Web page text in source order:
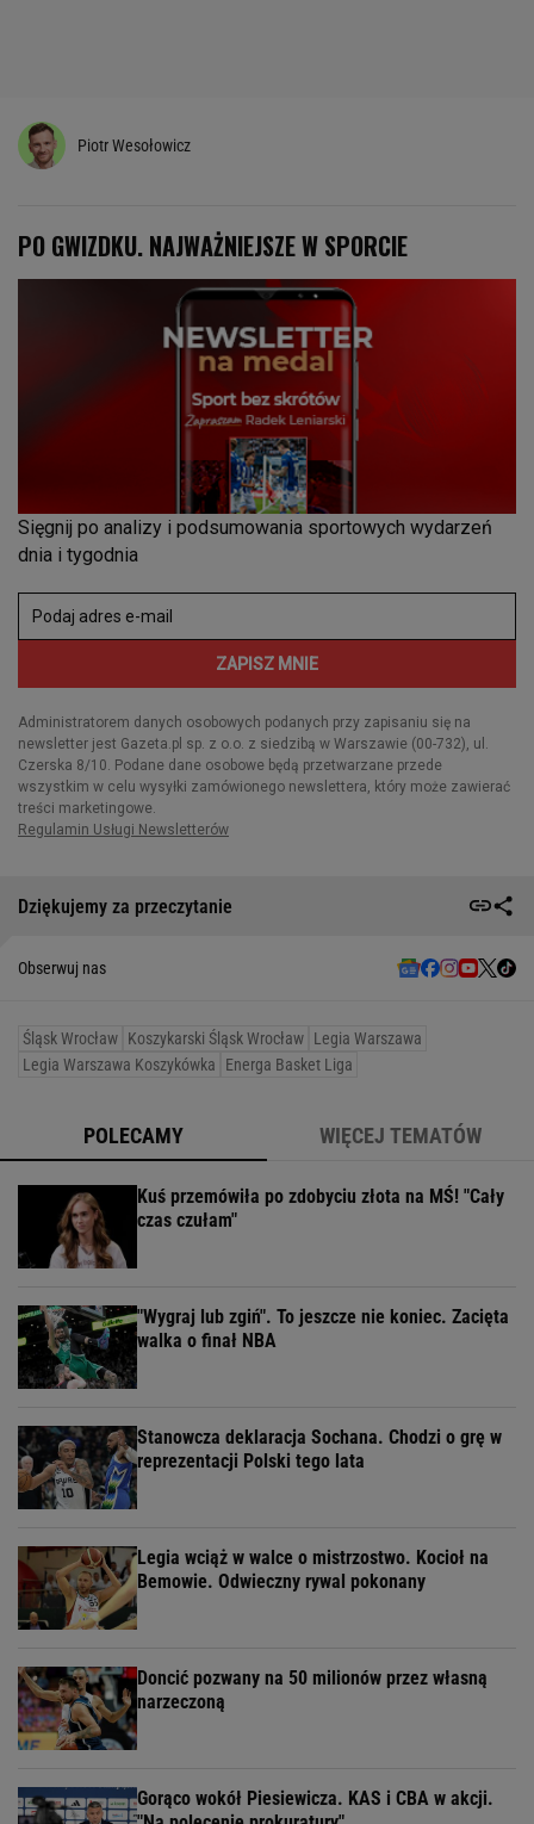
Piotr Wesołowicz
Dziękujemy za przeczytanie
Obserwuj nas
Śląsk Wrocław Koszykarski Śląsk Wrocław Legia Warszawa
Legia Warszawa Koszykówka
Energa Basket Liga
POLECAMY WIĘCEJ TEMATÓW
Kuś przemówiła po zdobyciu złota na MŚ! "Cały
czas czułam"
"Wygraj lub zgiń". To jeszcze nie koniec. Zacięta
walka o finał NBA
Stanowcza deklaracja Sochana. Chodzi o grę w
reprezentacji Polski tego lata
Legia wciąż w walce o mistrzostwo. Kocioł na
Bemowie. Odwieczny rywal pokonany
Doncić pozwany na 50 milionów przez własną
narzeczoną
Gorąco wokół Piesiewicza. KAS i CBA w akcji.